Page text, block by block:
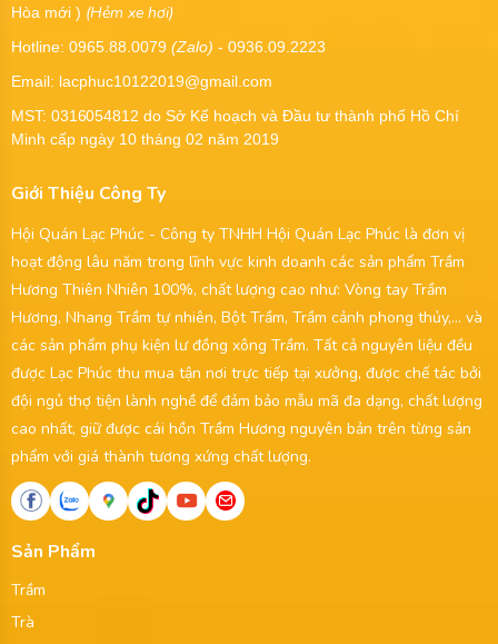
Hòa mới ) (Hẻm xe hơi)
Hotline: 0965.88.0079 (Zalo) - 0936.09.2223
Email: lacphuc10122019@gmail.com
MST: 0316054812 do Sở Kế hoạch và Đầu tư thành phố Hồ Chí
Minh cấp ngày 10 tháng 02 năm 2019
Giới Thiệu Công Ty
Hội Quán Lạc Phúc - Công ty TNHH Hội Quán Lạc Phúc là đơn vị
hoạt động lâu năm trong lĩnh vực kinh doanh các sản phẩm Trầm
Hương Thiên Nhiên 100%, chất lượng cao như: Vòng tay Trầm
Hương, Nhang Trầm tự nhiên, Bột Trầm, Trầm cảnh phong thủy,... và
các sản phẩm phụ kiện lư đồng xông Trầm. Tất cả nguyên liệu đều
được Lạc Phúc thu mua tận nơi trực tiếp tại xưởng, được chế tác bởi
đội ngủ thợ tiện lành nghề để đảm bảo mẫu mã đa dạng, chất lượng
cao nhất, giữ được cái hồn Trầm Hương nguyên bản trên từng sản
phẩm với giá thành tương xứng chất lượng.
Sản Phẩm
Trầm
Trà